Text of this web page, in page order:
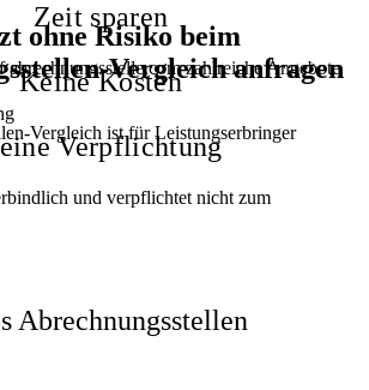
ohne Risiko beim
Vergleich anfragen
Zeit sparen
zahlreiche Angebote
Keine Kosten
Vergleich ist für Leistungserbringer
Verpflichtung
und verpflichtet nicht zum
Abrechnungsstellen